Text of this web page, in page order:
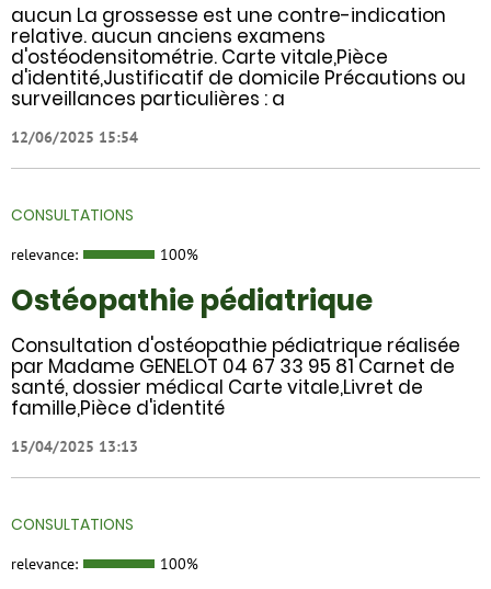
aucun La grossesse est une contre-indication
relative. aucun anciens examens
d'ostéodensitométrie. Carte vitale,Pièce
d'identité,Justificatif de domicile Précautions ou
surveillances particulières : a
12/06/2025 15:54
CONSULTATIONS
relevance: 100%
Ostéopathie pédiatrique
Consultation d'ostéopathie pédiatrique réalisée
par Madame GENELOT 04 67 33 95 81 Carnet de
santé, dossier médical Carte vitale,Livret de
famille,Pièce d'identité
15/04/2025 13:13
CONSULTATIONS
relevance: 100%